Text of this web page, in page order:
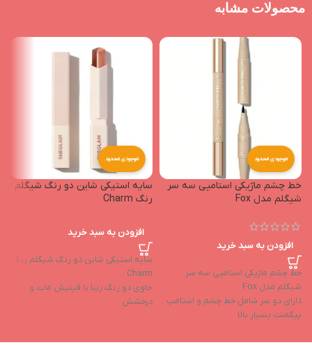
محصولات مشابه
موجودی محدود
خط چشم ماژیکی استامپی سه سر
شیگلم مدل Fox
افزودن به سبد خرید
خط چشم ماژیکی استامپی سه سر
شیگلم مدل Fox
دارای دو سر شامل خط چشم و استامپ
پيگمنت بسيار بالا
موجودی محدود
سایه استیکی شاین دو رنگ شیگلم
رنگ Charm
افزودن به سبد خرید
سایه استیکی شاین دو رنگ شیگلم رنگ
Charm
حاوی دو رنگ زیبا با فینیش مات و
درخشش